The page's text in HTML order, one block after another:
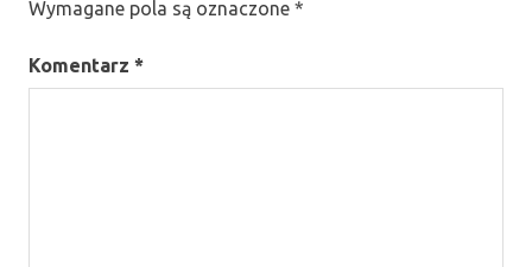
Wymagane pola są oznaczone *
Komentarz *